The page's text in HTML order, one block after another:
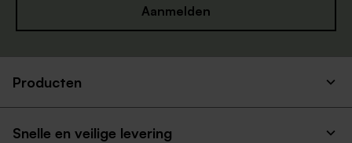
Aanmelden
Producten
Snelle en veilige levering